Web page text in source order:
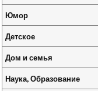
Юмор
Детское
Дом и семья
Наука, Образование